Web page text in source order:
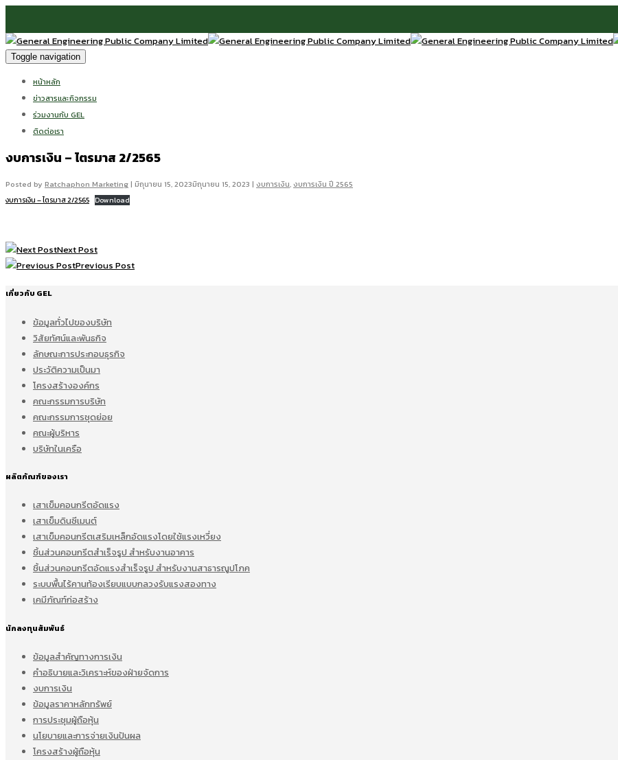
Toggle navigation
หน้าหลัก
ข่าวสารและกิจกรรม
ร่วมงานกับ GEL
ติดต่อเรา
งบการเงิน – ไตรมาส 2/2565
Posted by Ratchaphon Marketing| มิถุนายน 15, 2023มิถุนายน 15, 2023 | งบการเงิน,งบการเงิน ปี 2565
งบการเงิน – ไตรมาส 2/2565 Download
Next Post
Previous Post
เกี่ยวกับ GEL
ข้อมูลทั่วไปของบริษัท
วิสัยทัศน์และพันธกิจ
ลักษณะการประกอบธุรกิจ
ประวัติความเป็นมา
โครงสร้างองค์กร
คณะกรรมการบริษัท
คณะกรรมการชุดย่อย
คณะผู้บริหาร
บริษัทในเครือ
ผลิตภัณฑ์ของเรา
เสาเข็มคอนกรีตอัดแรง
เสาเข็มดินซีเมนต์
เสาเข็มคอนกรีตเสริมเหล็กอัดแรงโดยใช้แรงเหวี่ยง
ชิ้นส่วนคอนกรีตสำเร็จรูป สำหรับงานอาคาร
ชิ้นส่วนคอนกรีตอัดแรงสำเร็จรูป สำหรับงานสาธารณูปโภค
ระบบพื้นไร้คานท้องเรียบแบบกลวงรับแรงสองทาง
เคมีภัณฑ์ก่อสร้าง
นักลงทุนสัมพันธ์
ข้อมูลสำคัญทางการเงิน
คำอธิบายและวิเคราะห์ของฝ่ายจัดการ
งบการเงิน
ข้อมูลราคาหลักทรัพย์
การประชุมผู้ถือหุ้น
นโยบายและการจ่ายเงินปันผล
โครงสร้างผู้ถือหุ้น